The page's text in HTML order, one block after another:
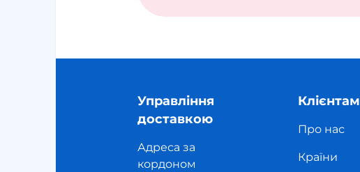
Управління
доставкою
Адреса за
кордоном
Клієнтам
Про нас
Країни